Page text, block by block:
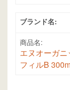
ブランド名:
商品名:
エヌオーガ
フィルB